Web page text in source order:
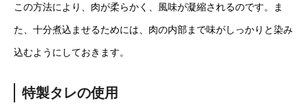
この方法により、肉が柔らかく、風味が凝縮されるのです。ま
た、十分煮込ませるためには、肉の内部まで味がしっかりと染み
込むようにしておきます。
特製タレの使用